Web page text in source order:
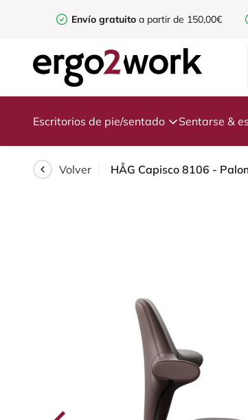
Envío gratuito a partir de 150,00€
Escritorios de pie/sentado Sentarse &
Volver HÅG Capisco 8106 -